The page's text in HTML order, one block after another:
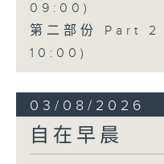
09:00)
第二部份 Part
10:00)
03/08/2026
自在早晨